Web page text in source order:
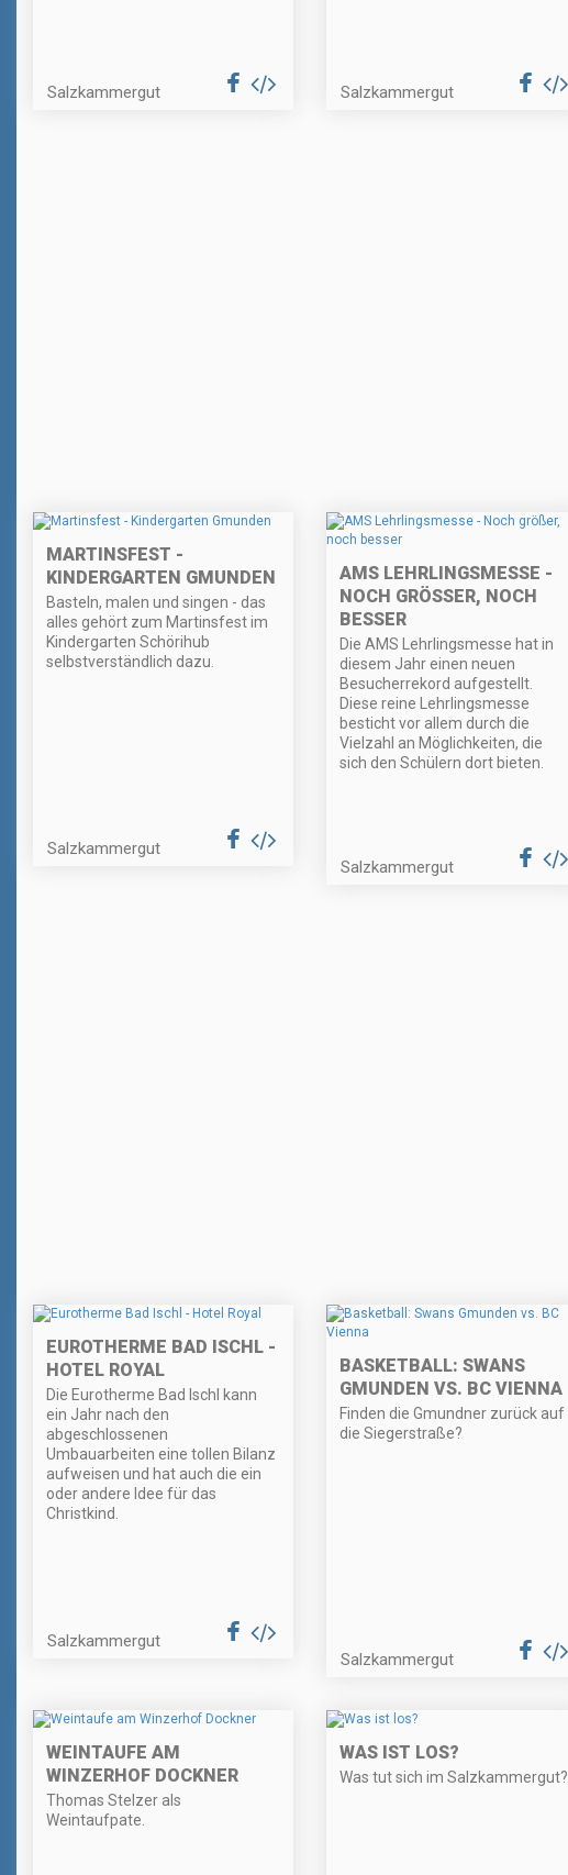
Salzkammergut Salzkammergut
MARTINSFEST -
KINDERGARTEN GMUNDEN
Basteln, malen und singen - das
alles gehört zum Martinsfest im
Kindergarten Schörihub
selbstverständlich dazu.
Salzkammergut
AMS LEHRLINGSMESSE -
NOCH GRÖSSER, NOCH B
ESSER
Die AMS Lehrlingsmesse hat in
diesem Jahr einen neuen
Besucherrekord aufgestellt.
Diese reine Lehrlingsmesse
besticht vor allem durch die
Vielzahl an Möglichkeiten, die
sich den Schülern dort bieten.
Salzkammergut
EUROTHERME BAD ISCHL -
HOTEL ROYAL
Die Eurotherme Bad Ischl kann
ein Jahr nach den
abgeschlossenen
Umbauarbeiten eine tollen Bilanz
aufweisen und hat auch die ein
oder andere Idee für das
Christkind.
Salzkammergut
BASKETBALL: SWANS
GMUNDEN VS. BC VIENNA
Finden die Gmundner zurück auf
die Siegerstraße?
Salzkammergut
WEINTAUFE AM
WINZERHOF DOCKNER
Thomas Stelzer als
Weintaufpate.
WAS IST LOS?
Was tut sich im Salzkammergut?